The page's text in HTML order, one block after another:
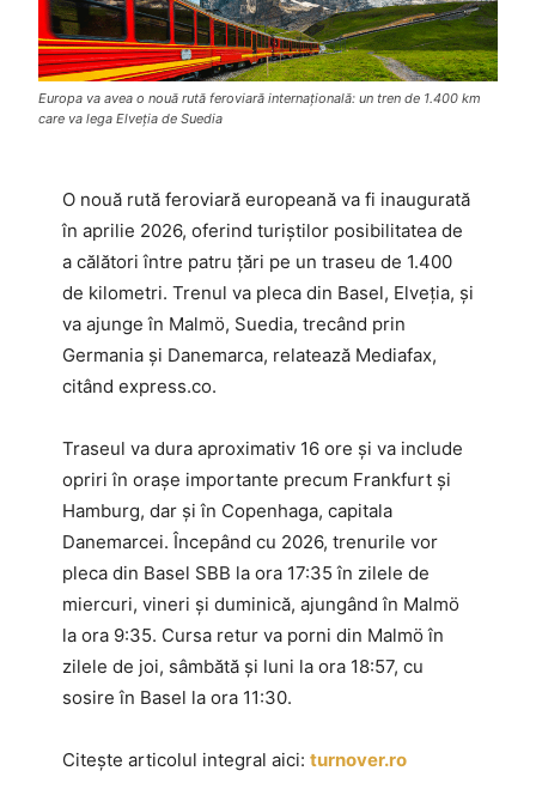
Europa va avea o nouă rută feroviară internațională: un tren de 1.400 km
care va lega Elveția de Suedia
O nouă rută feroviară europeană va fi inaugurată
în aprilie 2026, oferind turiștilor posibilitatea de
a călători între patru țări pe un traseu de 1.400
de kilometri. Trenul va pleca din Basel, Elveția, și
va ajunge în Malmö, Suedia, trecând prin
Germania și Danemarca, relatează Mediafax,
citând express.co.
Traseul va dura aproximativ 16 ore și va include
opriri în orașe importante precum Frankfurt și
Hamburg, dar și în Copenhaga, capitala
Danemarcei. Începând cu 2026, trenurile vor
pleca din Basel SBB la ora 17:35 în zilele de
miercuri, vineri și duminică, ajungând în Malmö
la ora 9:35. Cursa retur va porni din Malmö în
zilele de joi, sâmbătă și luni la ora 18:57, cu
sosire în Basel la ora 11:30.
Citește articolul integral aici: turnover.ro